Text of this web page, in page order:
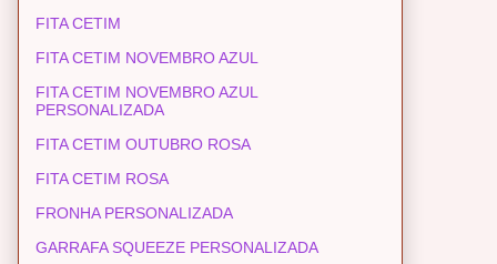
FITA CETIM
FITA CETIM NOVEMBRO AZUL
FITA CETIM NOVEMBRO AZUL
PERSONALIZADA
FITA CETIM OUTUBRO ROSA
FITA CETIM ROSA
FRONHA PERSONALIZADA
GARRAFA SQUEEZE PERSONALIZADA